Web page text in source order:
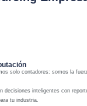
solo contadores: somos la
decisiones inteligentes con
tu industria.